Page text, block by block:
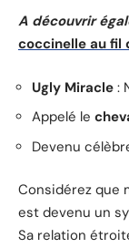
A découvrir
coccinelle au fil
Ugly Miracle :
Appelé le
Devenu
Considérez que
est devenu un
Sa relation